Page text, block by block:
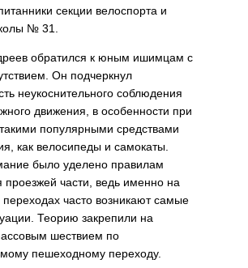
секции велоспорта и
№ 31.
обратился к юным ишимцам с
Он подчеркнул
неукоснительного соблюдения
движения, в особенности при
популярными средствами
как велосипеды и самокаты.
было уделено правилам
проезжей части, ведь именно на
часто возникают самые
Теорию закрепили на
шествием по
пешеходному переходу.